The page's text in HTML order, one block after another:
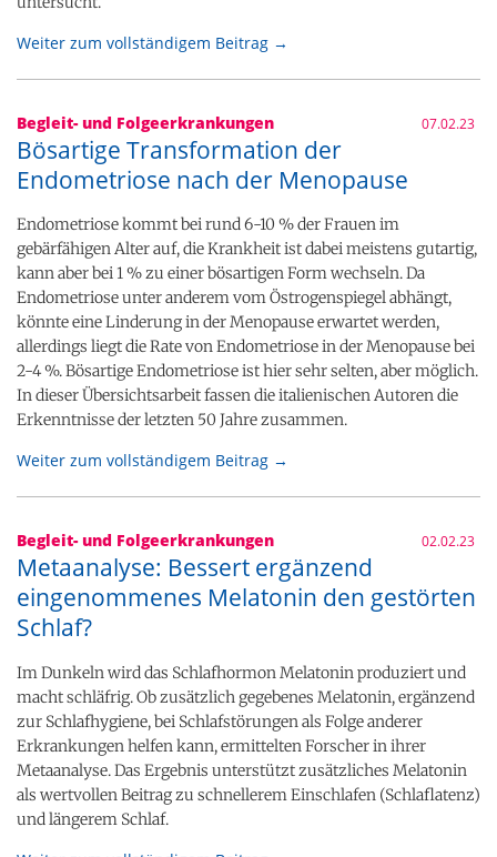
Weiter zum vollständigem Beitrag →
Begleit- und Folgeerkrankungen 07.02.23
Bösartige Transformation der
Endometriose nach der Menopause
Endometriose kommt bei rund 6-10 % der Frauen im
gebärfähigen Alter auf, die Krankheit ist dabei meistens gutartig,
kann aber bei 1 % zu einer bösartigen Form wechseln. Da
Endometriose unter anderem vom Östrogenspiegel abhängt,
könnte eine Linderung in der Menopause erwartet werden,
allerdings liegt die Rate von Endometriose in der Menopause bei
2-4 %. Bösartige Endometriose ist hier sehr selten, aber möglich.
In dieser Übersichtsarbeit fassen die italienischen Autoren die
Erkenntnisse der letzten 50 Jahre zusammen.
Weiter zum vollständigem Beitrag →
Begleit- und Folgeerkrankungen 02.02.23
Metaanalyse: Bessert ergänzend
eingenommenes Melatonin den gestörten
Schlaf?
Im Dunkeln wird das Schlafhormon Melatonin produziert und
macht schläfrig. Ob zusätzlich gegebenes Melatonin, ergänzend
zur Schlafhygiene, bei Schlafstörungen als Folge anderer
Erkrankungen helfen kann, ermittelten Forscher in ihrer
Metaanalyse. Das Ergebnis unterstützt zusätzliches Melatonin
als wertvollen Beitrag zu schnellerem Einschlafen (Schlaflatenz)
und längerem Schlaf.